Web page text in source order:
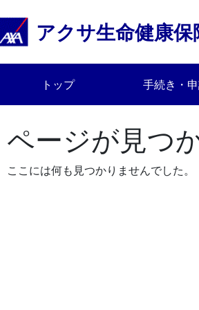
アクサ生命健康
トップ 手続き・
ページが見つ
ここには何も見つかりませんでした。